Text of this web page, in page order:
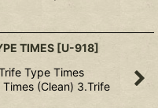
TIMES [U-918]
Type Times
(Clean) 3.Trife